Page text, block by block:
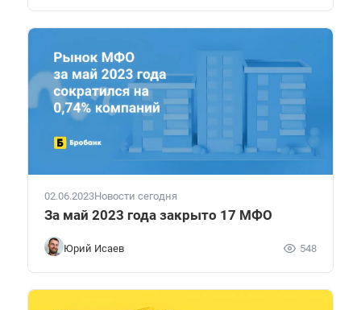
02.06.2023Новости сегодня
За май 2023 года закрыто 17 МФО
Юрий Исаев 548